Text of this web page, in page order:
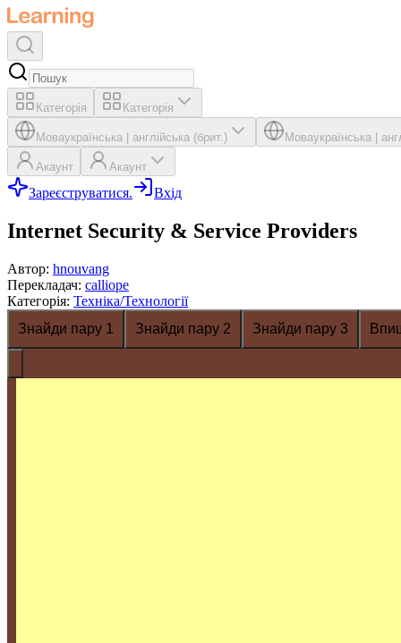
Категорія Категорія
Моваукраїнська англійська (брит.) Моваукраїнська
Акаунт Акаунт
Зареєструватися. Вхід
Internet Security & Service Providers
Автор: hnouvang
Перекладач: calliope
Категорія: Техніка/Технології
Знайди пару 1
Знайди пару 2 Знайди пару 3